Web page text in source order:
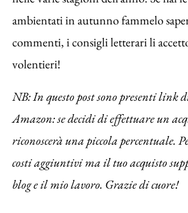
ambientati in autunno fammelo
commenti, i consigli letterari li
volentieri!
NB: In questo post sono presenti link
Amazon: se decidi di effettuare un
riconoscerà una piccola percentuale.
costi aggiuntivi ma il tuo acquisto
blog e il mio lavoro. Grazie di cuore!